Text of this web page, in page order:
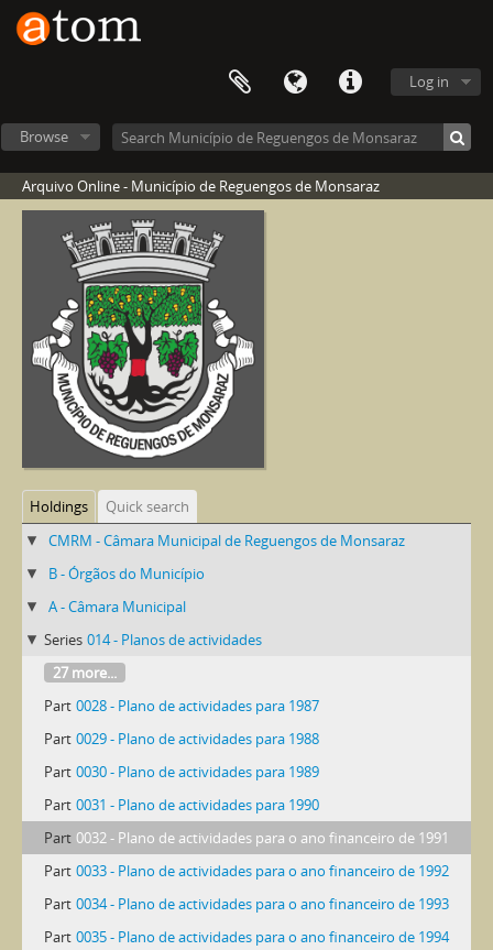
Log in
Browse
Arquivo Online - Município de Reguengos de Monsaraz
Holdings
Quick search
CMRM - Câmara Municipal de Reguengos de Monsaraz
B - Órgãos do Município
A - Câmara Municipal
Series 014 - Planos de actividades
27 more...
Part 0028 - Plano de actividades para 1987
Part 0029 - Plano de actividades para 1988
Part 0030 - Plano de actividades para 1989
Part 0031 - Plano de actividades para 1990
Part 0032 - Plano de actividades para o ano financeiro de 1991
Part 0033 - Plano de actividades para o ano financeiro de 1992
Part 0034 - Plano de actividades para o ano financeiro de 1993
Part 0035 - Plano de actividades para o ano financeiro de 1994